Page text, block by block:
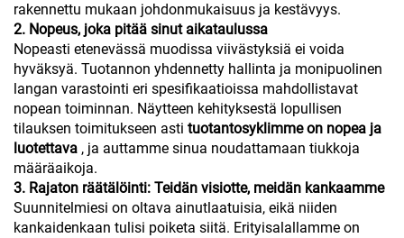
rakennettu mukaan johdonmukaisuus ja kestävyys.
2. Nopeus, joka pitää sinut aikataulussa
Nopeasti etenevässä muodissa viivästyksiä ei voida
hyväksyä. Tuotannon yhdennetty hallinta ja monipuolinen
langan varastointi eri spesifikaatioissa mahdollistavat
nopean toiminnan. Näytteen kehityksestä lopullisen
tilauksen toimitukseen asti tuotantosyklimme on nopea ja
luotettava , ja auttamme sinua noudattamaan tiukkoja
määräaikoja.
3. Rajaton räätälöinti: Teidän visiotte, meidän kankaamme
Suunnitelmiesi on oltava ainutlaatuisia, eikä niiden
kankaidenkaan tulisi poiketa siitä. Erityisalallamme on